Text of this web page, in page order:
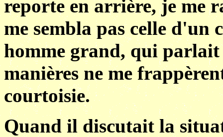
reporte en arrière, je me
me sembla pas celle
homme grand, qui
manières ne me
courtoisie.
Quand il discutait la